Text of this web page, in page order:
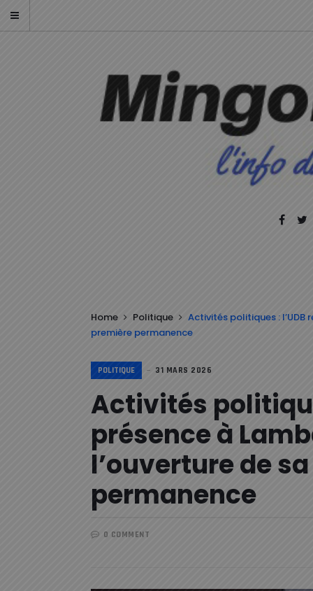
Home Politique
Activités politiques : l’UDB
première permanence
POLITIQUE 31 MARS 2026
Activités
présence à
l’ouverture de
permanence
0 COMMENT